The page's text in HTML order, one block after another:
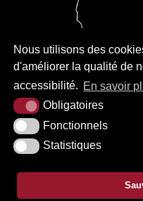
Nous utilisons des
d'améliorer la qualité de
accessibilité. En savoir
Obligatoires
Fonctionnels
Statistiques
PLAN DU SITE